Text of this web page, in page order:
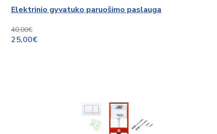
Elektrinio gyvatuko paruošimo paslauga
40,00€
25,00€